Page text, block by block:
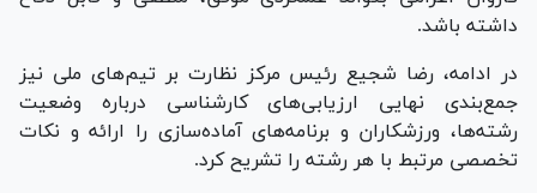
داشته باشد.
در ادامه، رضا شجیع رئیس مرکز نظارت بر تیم‌های ملی نیز
جمع‌بندی نهایی ارزیابی‌های کارشناسی درباره وضعیت
رشته‌ها، ورزشکاران و برنامه‌های آماده‌سازی را ارائه و نکات
تخصصی مرتبط با هر رشته را تشریح کرد.